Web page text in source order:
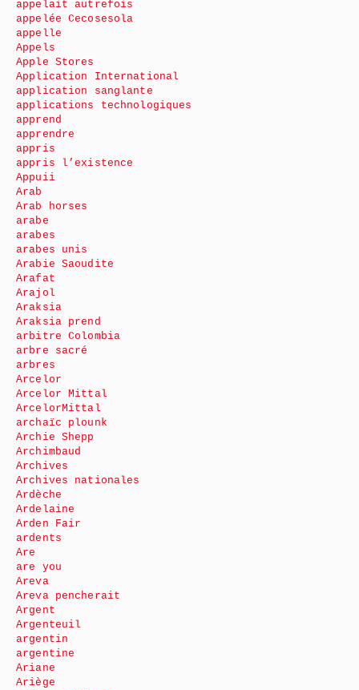
appelait autrefois
appelée Cecosesola
appelle
Appels
Apple Stores
Application International
application sanglante
applications technologiques
apprend
apprendre
appris
appris l’existence
Appuii
Arab
Arab horses
arabe
arabes
arabes unis
Arabie Saoudite
Arafat
Arajol
Araksia
Araksia prend
arbitre Colombia
arbre sacré
arbres
Arcelor
Arcelor Mittal
ArcelorMittal
archaïc plounk
Archie Shepp
Archimbaud
Archives
Archives nationales
Ardèche
Ardelaine
Arden Fair
ardents
Are
are you
Areva
Areva pencherait
Argent
Argenteuil
argentin
argentine
Ariane
Ariège